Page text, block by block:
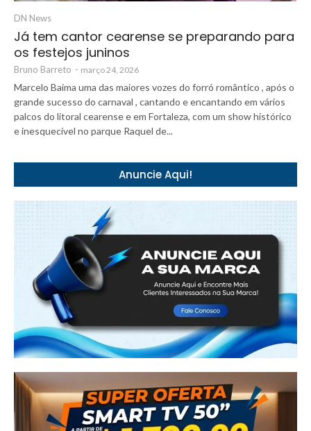
DN News
Já tem cantor cearense se preparando para
os festejos juninos
Bruno Barreto - março 24, 2026
Marcelo Baima uma das maiores vozes do forró romântico , após o
grande sucesso do carnaval , cantando e encantando em vários
palcos do litoral cearense e em Fortaleza, com um show histórico
e inesquecível no parque Raquel de...
Anuncie Aqui!